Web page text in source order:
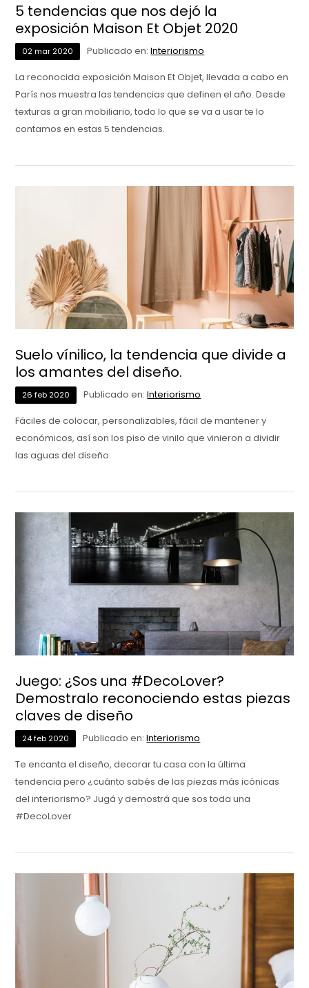
5 tendencias que nos dejó la
exposición Maison Et Objet 2020
02 mar 2020 Publicado en:Interiorismo
La reconocida exposición Maison Et Objet, llevada a cabo en
París nos muestra las tendencias que definen el año. Desde
texturas a gran mobiliario, todo lo que se va a usar te lo
contamos en estas 5 tendencias.
Suelo vínilico, la tendencia que divide a
los amantes del diseño.
26 feb 2020 Publicado en:Interiorismo
Fáciles de colocar, personalizables, fácil de mantener y
económicos, así son los piso de vinilo que vinieron a dividir
las aguas del diseño.
Juego: ¿Sos una #DecoLover?
Demostralo reconociendo estas piezas
claves de diseño
24 feb 2020 Publicado en:Interiorismo
Te encanta el diseño, decorar tu casa con la última
tendencia pero ¿cuánto sabés de las piezas más icónicas
del interiorismo? Jugá y demostrá que sos toda una
#DecoLover